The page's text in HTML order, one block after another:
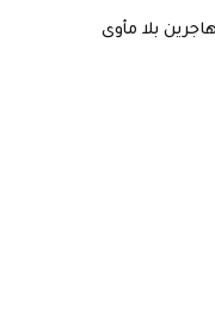
بلا مأوى